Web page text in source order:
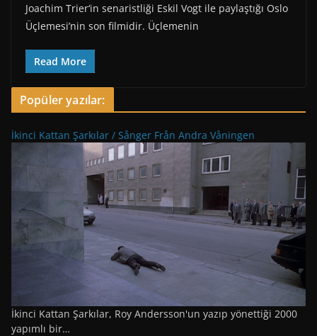
Joachim Trier‘in senaristliği Eskil Vogt ile paylaştığı Oslo
Üçlemesi’nin son filmidir. Üçlemenin
Read More
Popüler yazılar:
İkinci Kattan Şarkılar / Sånger Från Andra Våningen
İkinci Kattan Şarkılar, Roy Andersson'un yazıp yönettiği 2000
yapımlı bir…